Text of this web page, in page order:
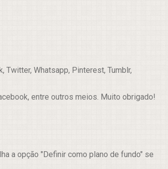
Whatsapp, Pinterest, Tumblr,
entre outros meios. Muito obrigado!
a opção "Definir como plano de fundo" se